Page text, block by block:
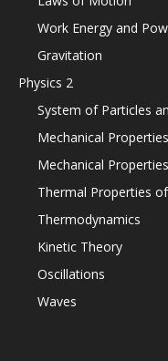
Work Energy and
Gravitation
Physics 2
System of Particles
Mechanical
Mechanical
Thermal Properties
Thermodynamics
Kinetic Theory
Oscillations
Waves